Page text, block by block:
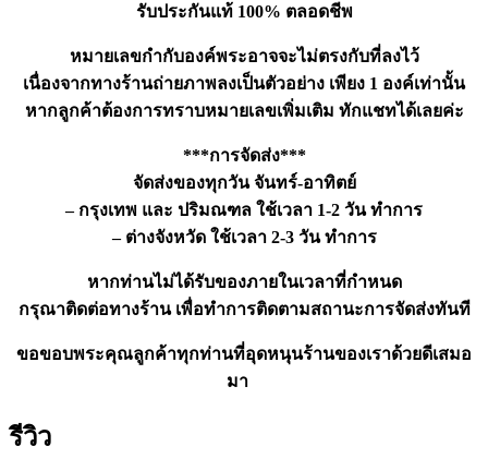
รับประกันแท้ 100% ตลอดชีพ
หมายเลขกำกับองค์พระอาจจะไม่ตรงกับที่ลงไว้
เนื่องจากทางร้านถ่ายภาพลงเป็นตัวอย่าง เพียง 1 องค์เท่านั้น
หากลูกค้าต้องการทราบหมายเลขเพิ่มเติม ทักแชทได้เลยค่ะ
***การจัดส่ง***
จัดส่งของทุกวัน จันทร์-อาทิตย์
– กรุงเทพ และ ปริมณฑล ใช้เวลา 1-2 วัน ทำการ
– ต่างจังหวัด ใช้เวลา 2-3 วัน ทำการ
หากท่านไม่ได้รับของภายในเวลาที่กำหนด
กรุณาติดต่อทางร้าน เพื่อทำการติดตามสถานะการจัดส่งทันที
ขอขอบพระคุณลูกค้าทุกท่านที่อุดหนุนร้านของเราด้วยดีเสมอ
มา
รีวิว